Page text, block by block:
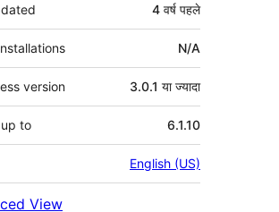
4 वर्ष पहले
N/A
version 3.0.1 या ज्यादा
to 6.1.10
English (US)
View